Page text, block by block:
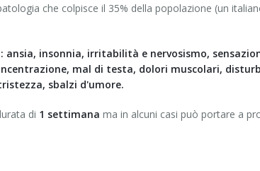
che colpisce il 35% della popolazione (un
ansia, insonnia, irritabilità e nervosismo,
mal di testa, dolori muscolari,
sbalzi d'umore.
di 1 settimana ma in alcuni casi può portare a